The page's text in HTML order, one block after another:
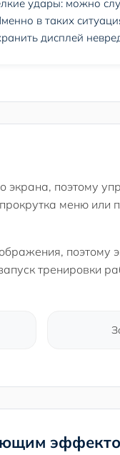
удары: можно
в таких
дисплей
экрана, поэтому
меню или
поэтому
тренировки